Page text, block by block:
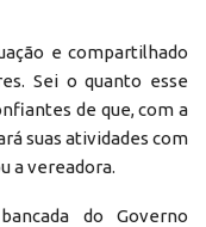
e compartilhado
Sei o quanto esse
de que, com a
suas atividades com
a vereadora.
do Governo